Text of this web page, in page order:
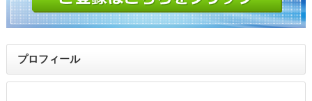
プロフィール